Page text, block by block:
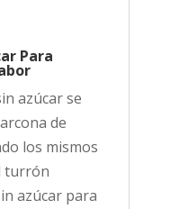
Para
azúcar se
de
los mismos
turrón
azúcar para